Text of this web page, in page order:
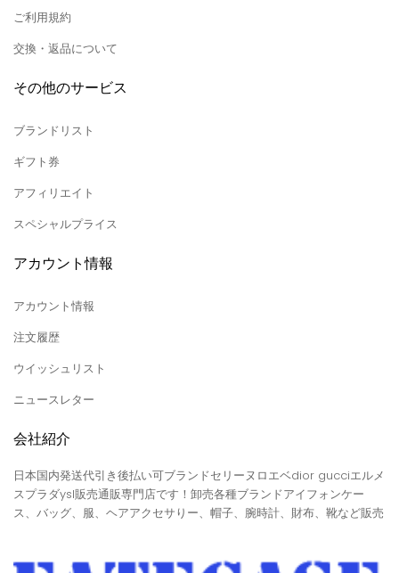
ご利用規約
交換・返品について
その他のサービス
ブランドリスト
ギフト券
アフィリエイト
スペシャルプライス
アカウント情報
アカウント情報
注文履歴
ウイッシュリスト
ニュースレター
会社紹介
日本国内発送代引き後払い可ブランドセリーヌロエベdior gucciエルメ
スプラダysl販売通販専門店です！卸売各種ブランドアイフォンケー
ス、バッグ、服、ヘアアクセサりー、帽子、腕時計、財布、靴など販売